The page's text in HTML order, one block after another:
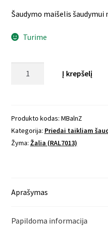
Šaudymo maišelis šaudymui
Turime
Į krepšelį
Produkto kodas: MBalnZ
Kategorija: Priedai taikliam
Žyma: Žalia (RAL7013)
Aprašymas
Papildoma informacija